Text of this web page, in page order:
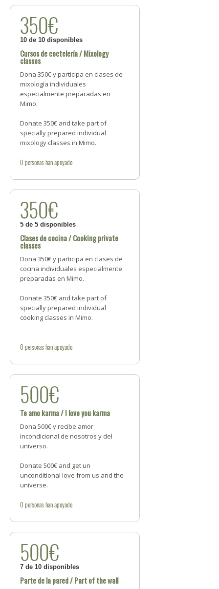
350€
10 de 10 disponibles
Cursos de coctelería / Mixology
classes
Dona 350€ y participa en clases de
mixología individuales
especialmente preparadas en
Mimo.
Donate 350€ and take part of
specially prepared individual
mixology classes in Mimo.
0 personashan apoyado
350€
5 de 5 disponibles
Clases de cocina / Cooking private
classes
Dona 350€ y participa en clases de
cocina individuales especialmente
preparadas en Mimo.
Donate 350€ and take part of
specially prepared individual
cooking classes in Mimo.
0 personashan apoyado
500€
Te amo karma / I love you karma
Dona 500€ y recibe amor
incondicional de nosotros y del
universo.
Donate 500€ and get un
unconditional love from us and the
universe.
0 personashan apoyado
500€
7 de 10 disponibles
Parte de la pared / Part of the wall